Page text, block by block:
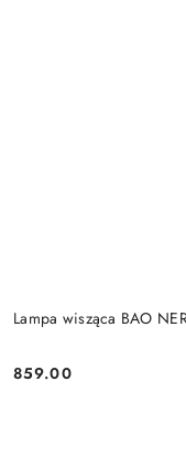
Lampa wisząca BAO
Cena:
859.00